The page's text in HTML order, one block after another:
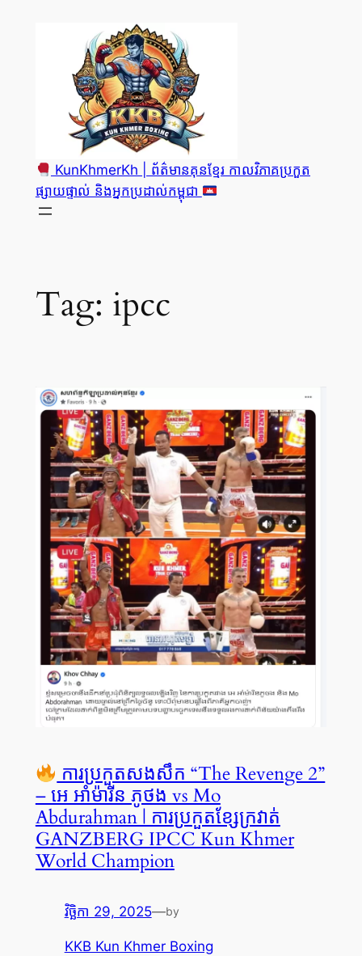
KunKhmerKh | ព័ត៌មានគុនខ្មែរ កាលវិភាគប្រកួត
ផ្សាយផ្ទាល់ និងអ្នកប្រដាល់កម្ពុជា
Tag: ipcc
ការប្រកួតសងសឹក “The Revenge 2”
– អេ អាំម៉ារីន ភូថង vs Mo
Abdurahman | ការប្រកួតខ្សែក្រវាត់
GANZBERG IPCC Kun Khmer
World Champion
វិច្ឆិកា 29, 2025—by
KKB Kun Khmer Boxing